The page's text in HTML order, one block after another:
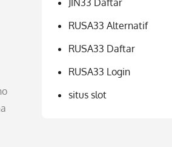
JIN33 Daftar
RUSA33 Alternatif
RUSA33 Daftar
RUSA33 Login
situs slot